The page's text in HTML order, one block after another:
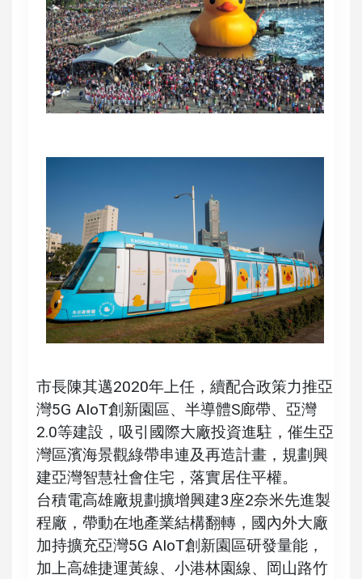
市長陳其邁2020年上任，續配合政策力推亞
灣5G AIoT創新園區、半導體S廊帶、亞灣
2.0等建設，吸引國際大廠投資進駐，催生亞
灣區濱海景觀綠帶串連及再造計畫，規劃興
建亞灣智慧社會住宅，落實居住平權。
台積電高雄廠規劃擴增興建3座2奈米先進製
程廠，帶動在地產業結構翻轉，國內外大廠
加持擴充亞灣5G AIoT創新園區研發量能，
加上高雄捷運黃線、小港林園線、岡山路竹